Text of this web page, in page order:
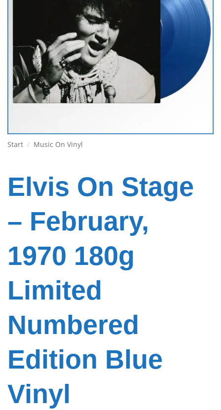
Start / Music On Vinyl
Elvis On Stage
– February,
1970 180g
Limited
Numbered
Edition Blue
Vinyl